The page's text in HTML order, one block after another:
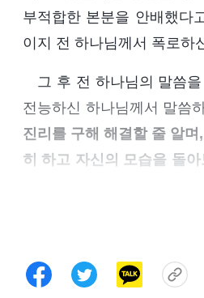
부적합한 본분을 안배했다
이지 전 하나님께서 폭로하
그 후 전 하나님의 말씀
전능하신 하나님께서 말씀
진리를 구해 해결할 줄 알
히 하고 자신의 모습을 돌
다. 진리를 사랑하는 사람
돌아보거나 인식하고자 하
사람이 진리를 추구할 마